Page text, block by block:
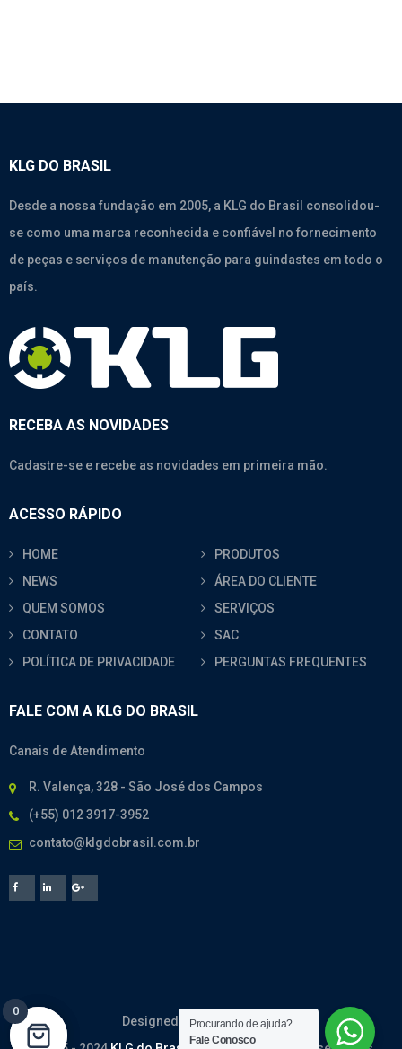
KLG DO BRASIL
Desde a nossa fundação em 2005, a KLG do Brasil consolidou-
se como uma marca reconhecida e confiável no fornecimento
de peças e serviços de manutenção para guindastes em todo o
país.
RECEBA AS NOVIDADES
Cadastre-se e recebe as novidades em primeira mão.
ACESSO RÁPIDO
HOME
PRODUTOS
NEWS
ÁREA DO CLIENTE
QUEM SOMOS
SERVIÇOS
CONTATO
SAC
POLÍTICA DE PRIVACIDADE
PERGUNTAS FREQUENTES
FALE COM A KLG DO BRASIL
Canais de Atendimento
R. Valença, 328 - São José dos Campos
(+55) 012 3917-3952
contato@klgdobrasil.com.br
Designed By
CodeMesh
Procurando de ajuda?
Fale Conosco
0
0